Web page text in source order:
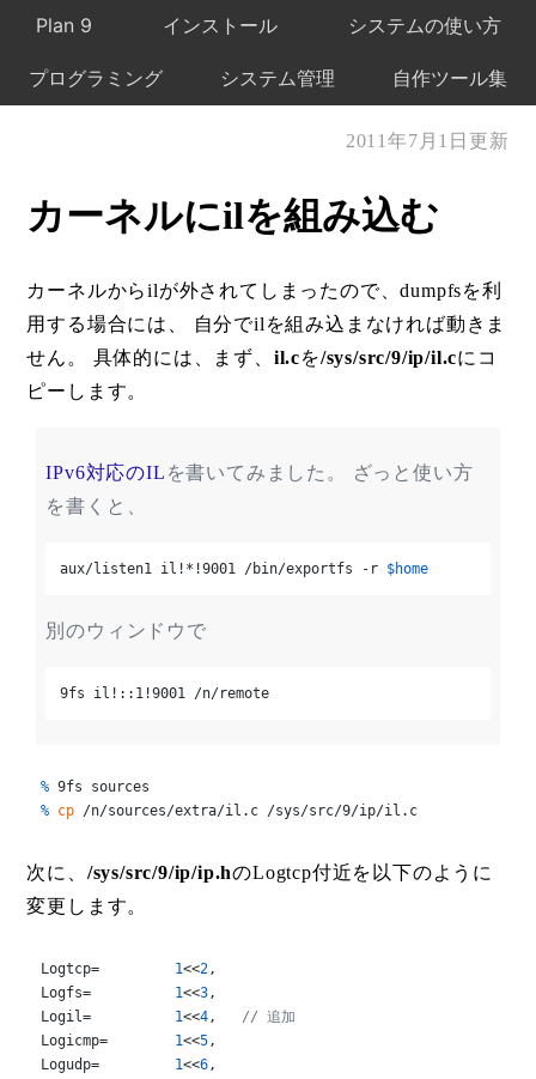
Plan 9 インストール システムの使い方
プログラミング システム管理 自作ツール集
2011年7月1日更新
カーネルにilを組み込む
カーネルからilが外されてしまったので、dumpfsを利
用する場合には、 自分でilを組み込まなければ動きま
せん。 具体的には、まず、 il.cを/sys/src/9/ip/il.cにコ
ピーします。
IPv6対応のIL を書いてみました。 ざっと使い方
を書くと、
aux/listen1 il!*!9001 /bin/exportfs -r $home
別のウィンドウで
9fs il!::1!9001 /n/remote
% 9fs sources
% cp /n/sources/extra/il.c /sys/src/9/ip/il.c
次に、 /sys/src/9/ip/ip.hのLogtcp付近を以下のように
変更します。
1<<2,
1<<3,
1<<4
// 追加
1<<5,
1<<6,